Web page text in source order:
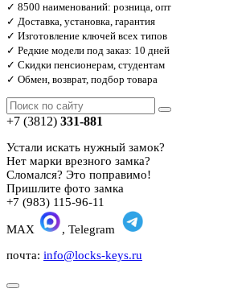
✓ 8500 наименований: розница, опт
✓ Доставка, установка, гарантия
✓ Изготовление ключей всех типов
✓ Редкие модели под заказ: 10 дней
✓ Скидки пенсионерам, студентам
✓ Обмен, возврат, подбор товара
+7 (3812) 331-881
Устали искать нужный замок?
Нет марки врезного замка?
Сломался? Это поправимо!
Пришлите фото замка
+7 (983) 115-96-11
MAX
, Telegram
почта: info@locks-keys.ru